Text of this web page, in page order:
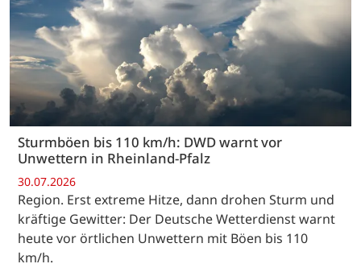
Sturmböen bis 110 km/h: DWD warnt vor
Unwettern in Rheinland-Pfalz
30.07.2026
Region. Erst extreme Hitze, dann drohen Sturm und
kräftige Gewitter: Der Deutsche Wetterdienst warnt
heute vor örtlichen Unwettern mit Böen bis 110
km/h.